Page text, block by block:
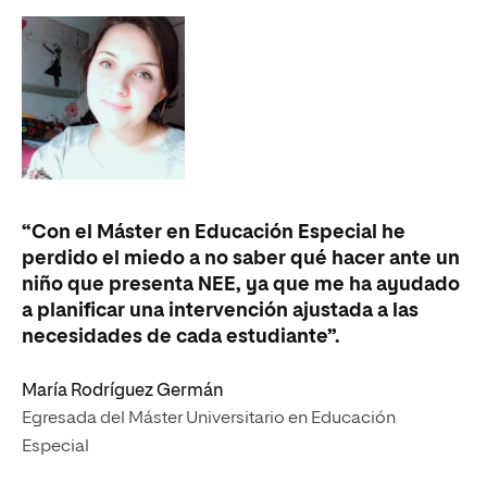
“Con el Máster en Educación Especial he
perdido el miedo a no saber qué hacer ante un
niño que presenta NEE, ya que me ha ayudado
a planificar una intervención ajustada a las
necesidades de cada estudiante”.
María Rodríguez Germán
Egresada del Máster Universitario en Educación
Especial